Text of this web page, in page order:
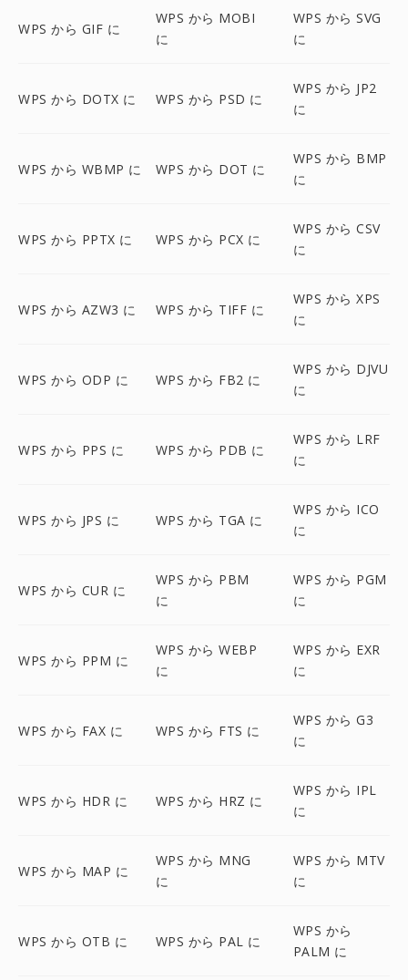
WPS から GIF に
WPS から MOBI
に
WPS から SVG
に
WPS から DOTX に WPS から PSD に
WPS から JP2
に
WPS から WBMP に WPS から DOT に
WPS から BMP
に
WPS から PPTX に WPS から PCX に
WPS から CSV
に
WPS から AZW3 に WPS から TIFF に
WPS から XPS
に
WPS から ODP に WPS から FB2 に
WPS から DJVU
に
WPS から PPS に WPS から PDB に
WPS から LRF
に
WPS から JPS に WPS から TGA に
WPS から ICO
に
WPS から CUR に
WPS から PBM
に
WPS から PGM
に
WPS から PPM に
WPS から WEBP
に
WPS から EXR
に
WPS から FAX に WPS から FTS に
WPS から G3
に
WPS から HDR に WPS から HRZ に
WPS から IPL
に
WPS から MAP に
WPS から MNG
に
WPS から MTV
に
WPS から OTB に WPS から PAL に
WPS から
PALM に